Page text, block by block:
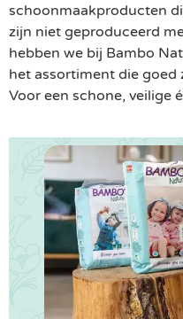
schoonmaakproducten
zijn niet geproduceerd
hebben we bij Bambo
het assortiment die goed
Voor een schone, veilige